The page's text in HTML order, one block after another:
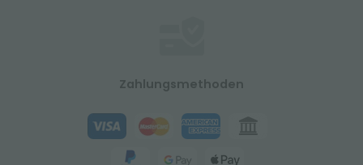
Zahlungsmethoden